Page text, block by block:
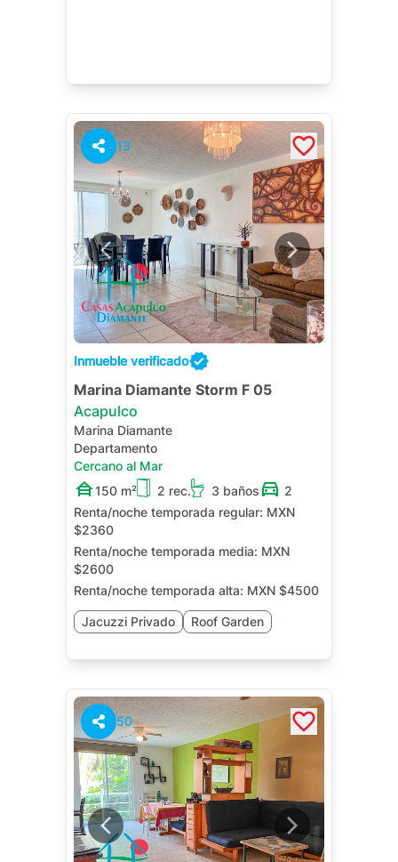
13
Inmueble verificado
Marina Diamante Storm F 05
Acapulco
Marina Diamante
Departamento
Cercano al Mar
150 m²
2 rec. 3 baños
2
Renta/noche temporada regular: MXN
$2360
Renta/noche temporada media: MXN
$2600
Renta/noche temporada alta: MXN $4500
Jacuzzi Privado Roof Garden
50